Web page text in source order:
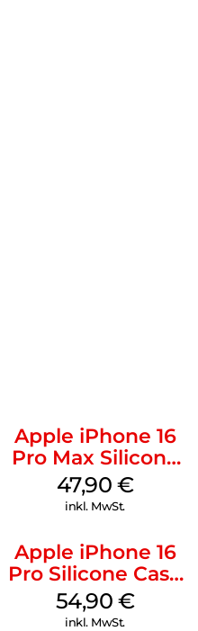
Apple iPhone 16
Pro Max Silicone
Case MagSafe
Black
47,90 €
inkl. MwSt.
Apple iPhone 16
Pro Silicone Case
MagSafe Black
54,90 €
inkl. MwSt.